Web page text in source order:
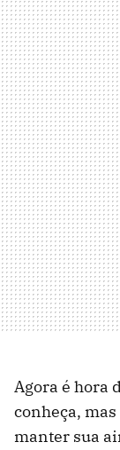
Agora é hora
conheça,
manter sua